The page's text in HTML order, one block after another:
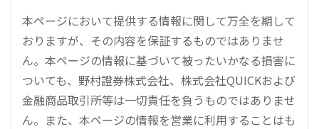
本ページにおいて提供する情報に関して万全を期して
おりますが、その内容を保証するものではありませ
ん。本ページの情報に基づいて被ったいかなる損害に
ついても、野村證券株式会社、株式会社QUICKおよび
金融商品取引所等は一切責任を負うものではありませ
ん。また、本ページの情報を営業に利用することはも